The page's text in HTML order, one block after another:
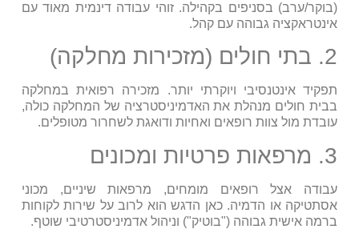
(בוקר/ערב) בסניפים בקהילה. זוהי עבודה דינמית מאוד עם
אינטראקציה גבוהה עם קהל.
2. בתי חולים (מזכירות מחלקה)
תפקיד אינטנסיבי ויוקרתי יותר. מזכירה רפואית במחלקה
בבית חולים מנהלת את האדמיניסטרציה של המחלקה כולה,
עובדת מול צוות רופאים ואחיות ודואגת לשחרור מטופלים.
3. מרפאות פרטיות ומכונים
עבודה אצל רופאים מומחים, מרפאות שיניים, מכוני
אסתטיקה או הדמיה. כאן הדגש הוא לרוב על שירות לקוחות
ברמה אישית גבוהה ("בוטיק") וניהול אדמיניסטרטיבי שוטף.